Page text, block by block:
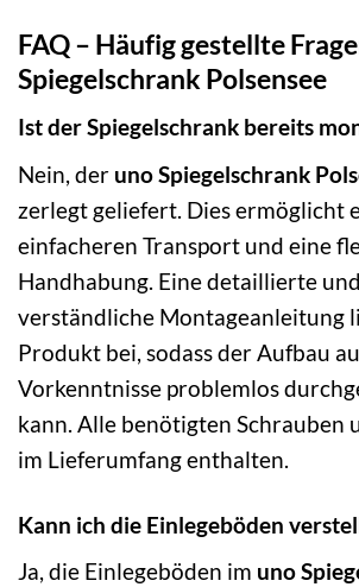
FAQ – Häufig gestellte
Spiegelschrank Polsensee
Ist der Spiegelschrank bereits
Nein, der uno Spiegelschrank
zerlegt geliefert. Dies ermöglicht
einfacheren Transport und eine
Handhabung. Eine detaillierte
verständliche Montageanleitung
Produkt bei, sodass der Aufbau
Vorkenntnisse problemlos
kann. Alle benötigten Schrauben
im Lieferumfang enthalten.
Kann ich die Einlegeböden
Ja, die Einlegeböden im uno